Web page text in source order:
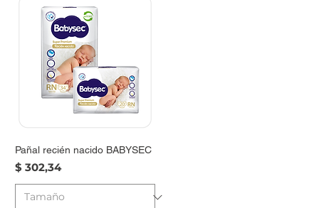
Pañal recién nacido BABYSEC
Precio
$ 302,34